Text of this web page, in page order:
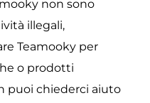
non sono
illegali,
Teamooky per
o prodotti
puoi chiederci aiuto